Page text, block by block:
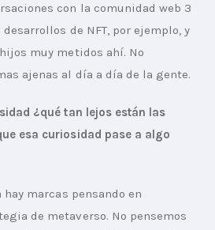
con la comunidad web 3
de NFT, por ejemplo, y
muy metidos ahí. No
ajenas al día a día de la gente.
¿qué tan lejos están las
esa curiosidad pase a algo
hay marcas pensando en
de metaverso. No pensemos